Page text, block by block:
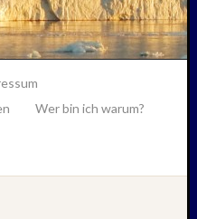
Wer bin ich warum?